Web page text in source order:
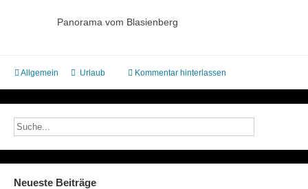
Panorama vom Blasienberg
Allgemein Urlaub Kommentar hinterlassen
Neueste Beiträge